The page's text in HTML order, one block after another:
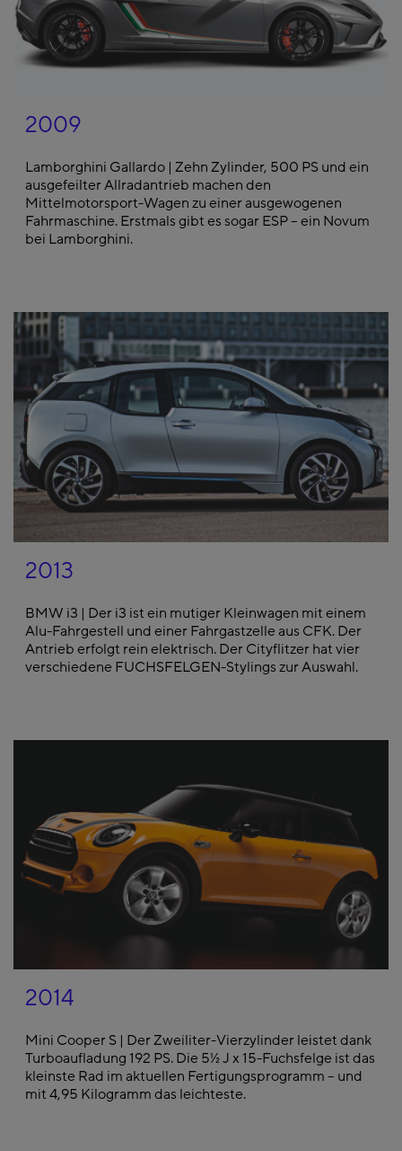
2009
Lamborghini Gallardo | Zehn Zylinder, 500 PS und ein
ausgefeilter Allradantrieb machen den
Mittelmotorsport-Wagen zu einer ausgewogenen
Fahrmaschine. Erstmals gibt es sogar ESP – ein Novum
bei Lamborghini.
2013
BMW i3 | Der i3 ist ein mutiger Kleinwagen mit einem
Alu-Fahrgestell und einer Fahrgastzelle aus CFK. Der
Antrieb erfolgt rein elektrisch. Der Cityflitzer hat vier
verschiedene FUCHSFELGEN-Stylings zur Auswahl.
2014
Mini Cooper S | Der Zweiliter-Vierzylinder leistet dank
Turboaufladung 192 PS. Die 5½ J x 15-Fuchsfelge ist das
kleinste Rad im aktuellen Fertigungsprogramm – und
mit 4,95 Kilogramm das leichteste.